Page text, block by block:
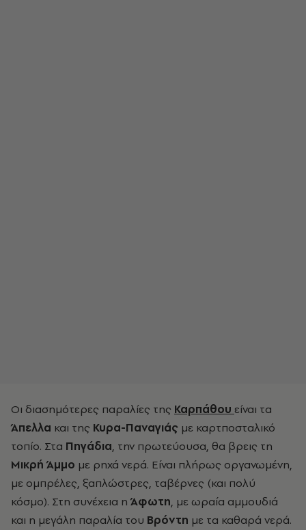
Οι διασημότερες παραλίες της Καρπάθου είναι τα
Άπελλα και της Κυρα-Παναγιάς με καρτποσταλικό
τοπίο. Στα Πηγάδια, την πρωτεύουσα, θα βρεις τη
Μικρή Άμμο με ρηχά νερά. Είναι πλήρως οργανωμένη,
με ομπρέλες, ξαπλώστρες, ταβέρνες (και πολύ
κόσμο). Στη συνέχεια η Άφωτη, με ωραία αμμουδιά
και η μεγάλη παραλία του Βρόντη με τα καθαρά νερά.